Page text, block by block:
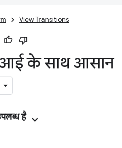
View Transitions
के साथ आसान
है